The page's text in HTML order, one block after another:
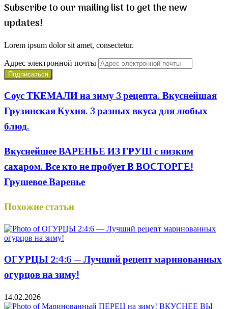
Subscribe to our mailing list to get the new
updates!
Lorem ipsum dolor sit amet, consectetur.
Адрес электронной почты
Соус ТКЕМАЛИ на зиму 3 рецепта. Вкуснейшая
Грузинская Кухня. 3 разных вкуса для любых
блюд.
Вкуснейшее ВАРЕНЬЕ ИЗ ГРУШ с низким
сахаром. Все кто не пробует В ВОСТОРГЕ!
Грушевое Варенье
Похожие статьи
ОГУРЦЫ 2:4:6 — Лучший рецепт маринованных
огурцов на зиму!
14.02.2026